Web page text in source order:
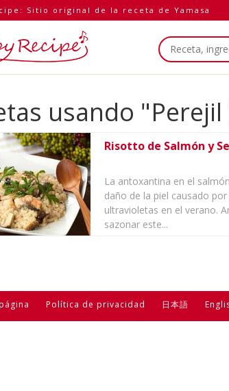
Sitio original de la receta de Yamasa
usando
Risotto de Salmón y
La antoxantina en el
daño de la piel causado
ultravioletas en el verano.
sazonar este...
Política de privacidad 日本語